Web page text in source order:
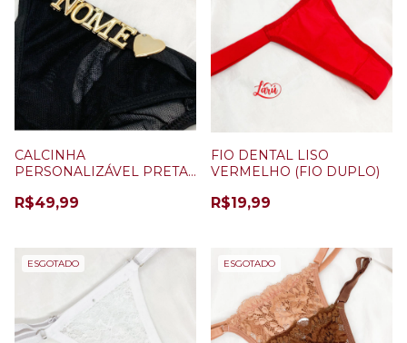
CALCINHA
PERSONALIZÁVEL PRETA
R$49,99
FIO DENTAL LISO
VERMELHO (FIO DUPLO)
R$19,99
ESGOTADO ESGOTADO